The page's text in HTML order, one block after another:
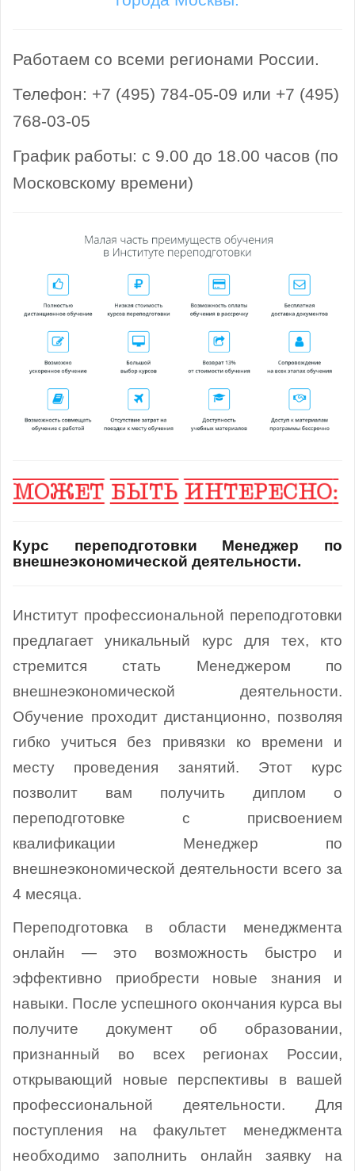
Работаем со всеми регионами России.
Телефон: +7 (495) 784-05-09 или +7 (495)
768-03-05
График работы: с 9.00 до 18.00 часов (по
Московскому времени)
Курс переподготовки Менеджер по
внешнеэкономической деятельности.
Институт профессиональной переподготовки
предлагает уникальный курс для тех, кто
стремится стать Менеджером по
внешнеэкономической деятельности.
Обучение проходит дистанционно, позволяя
гибко учиться без привязки ко времени и
месту проведения занятий. Этот курс
позволит вам получить диплом о
переподготовке с присвоением
квалификации Менеджер по
внешнеэкономической деятельности всего за
4 месяца.
Переподготовка в области менеджмента
онлайн — это возможность быстро и
эффективно приобрести новые знания и
навыки. После успешного окончания курса вы
получите документ об образовании,
признанный во всех регионах России,
открывающий новые перспективы в вашей
профессиональной деятельности. Для
поступления на факультет менеджмента
необходимо заполнить онлайн заявку на